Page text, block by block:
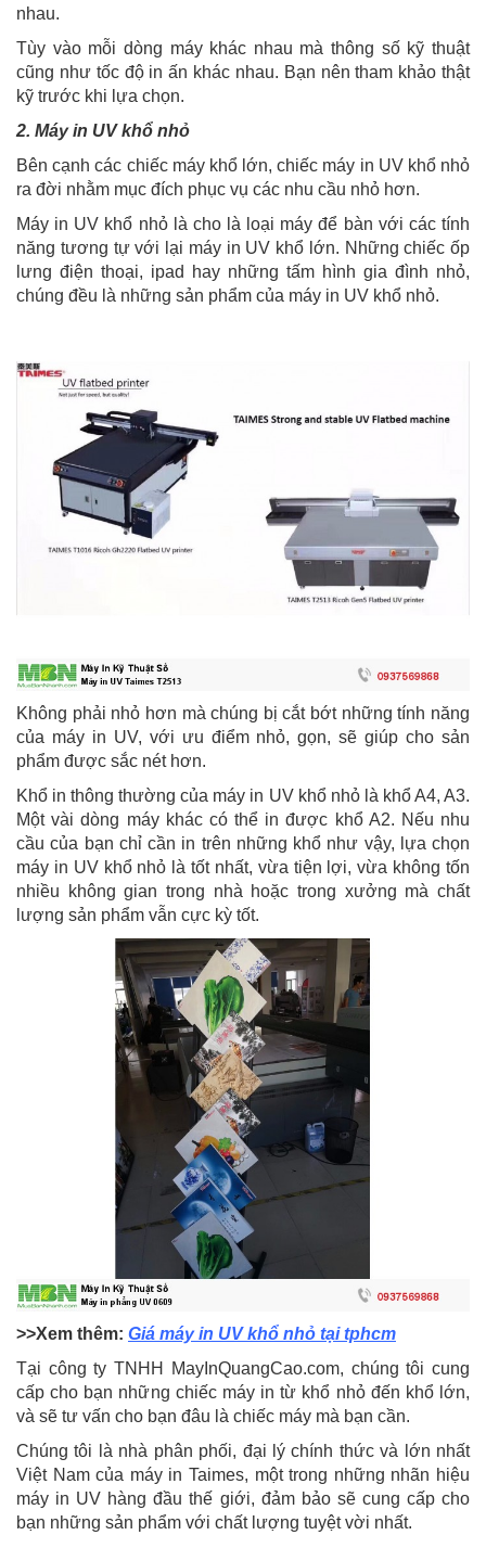
nhau.
Tùy vào mỗi dòng máy khác nhau mà thông số kỹ thuật
cũng như tốc độ in ấn khác nhau. Bạn nên tham khảo thật
kỹ trước khi lựa chọn.
2. Máy in UV khổ nhỏ
Bên cạnh các chiếc máy khổ lớn, chiếc máy in UV khổ nhỏ
ra đời nhằm mục đích phục vụ các nhu cầu nhỏ hơn.
Máy in UV khổ nhỏ là cho là loại máy để bàn với các tính
năng tương tự với lại máy in UV khổ lớn. Những chiếc ốp
lưng điện thoại, ipad hay những tấm hình gia đình nhỏ,
chúng đều là những sản phẩm của máy in UV khổ nhỏ.
Không phải nhỏ hơn mà chúng bị cắt bớt những tính năng
của máy in UV, với ưu điểm nhỏ, gọn, sẽ giúp cho sản
phẩm được sắc nét hơn.
Khổ in thông thường của máy in UV khổ nhỏ là khổ A4, A3.
Một vài dòng máy khác có thể in được khổ A2. Nếu nhu
cầu của bạn chỉ cần in trên những khổ như vậy, lựa chọn
máy in UV khổ nhỏ là tốt nhất, vừa tiện lợi, vừa không tốn
nhiều không gian trong nhà hoặc trong xưởng mà chất
lượng sản phẩm vẫn cực kỳ tốt.
>>Xem thêm: Giá máy in UV khổ nhỏ tại tphcm
Tại công ty TNHH MayInQuangCao.com, chúng tôi cung
cấp cho bạn những chiếc máy in từ khổ nhỏ đến khổ lớn,
và sẽ tư vấn cho bạn đâu là chiếc máy mà bạn cần.
Chúng tôi là nhà phân phối, đại lý chính thức và lớn nhất
Việt Nam của máy in Taimes, một trong những nhãn hiệu
máy in UV hàng đầu thế giới, đảm bảo sẽ cung cấp cho
bạn những sản phẩm với chất lượng tuyệt vời nhất.